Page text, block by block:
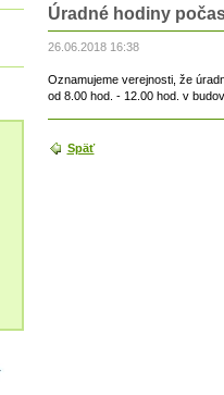
Úradné hodiny
26.06.2018 16:38
Oznamujeme verejnosti, že
od 8.00 hod. - 12.00 hod. v
Späť